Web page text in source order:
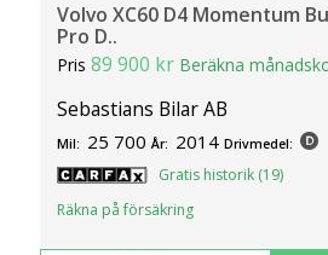
Volvo XC60 D4 Momentum
Pro D..
Pris89 900 kr Beräkna
Sebastians Bilar AB
Mil: 25 700 År: 2014 Drivmedel:
Gratis historik (19)
Räkna på försäkring